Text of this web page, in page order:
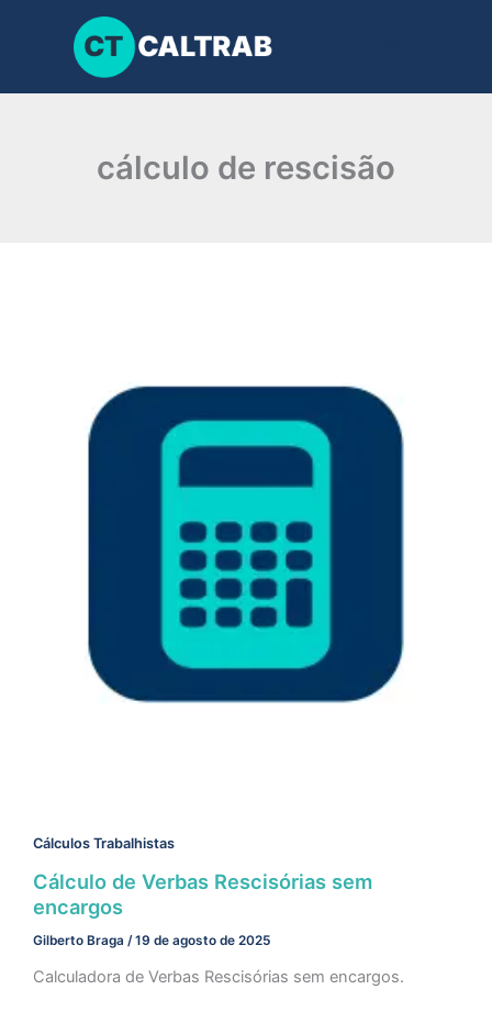
conteúdo
cálculo de rescisão
Cálculos Trabalhistas
Cálculo de Verbas Rescisórias sem
encargos
Gilberto Braga /19 de agosto de 2025
Calculadora de Verbas Rescisórias sem encargos.